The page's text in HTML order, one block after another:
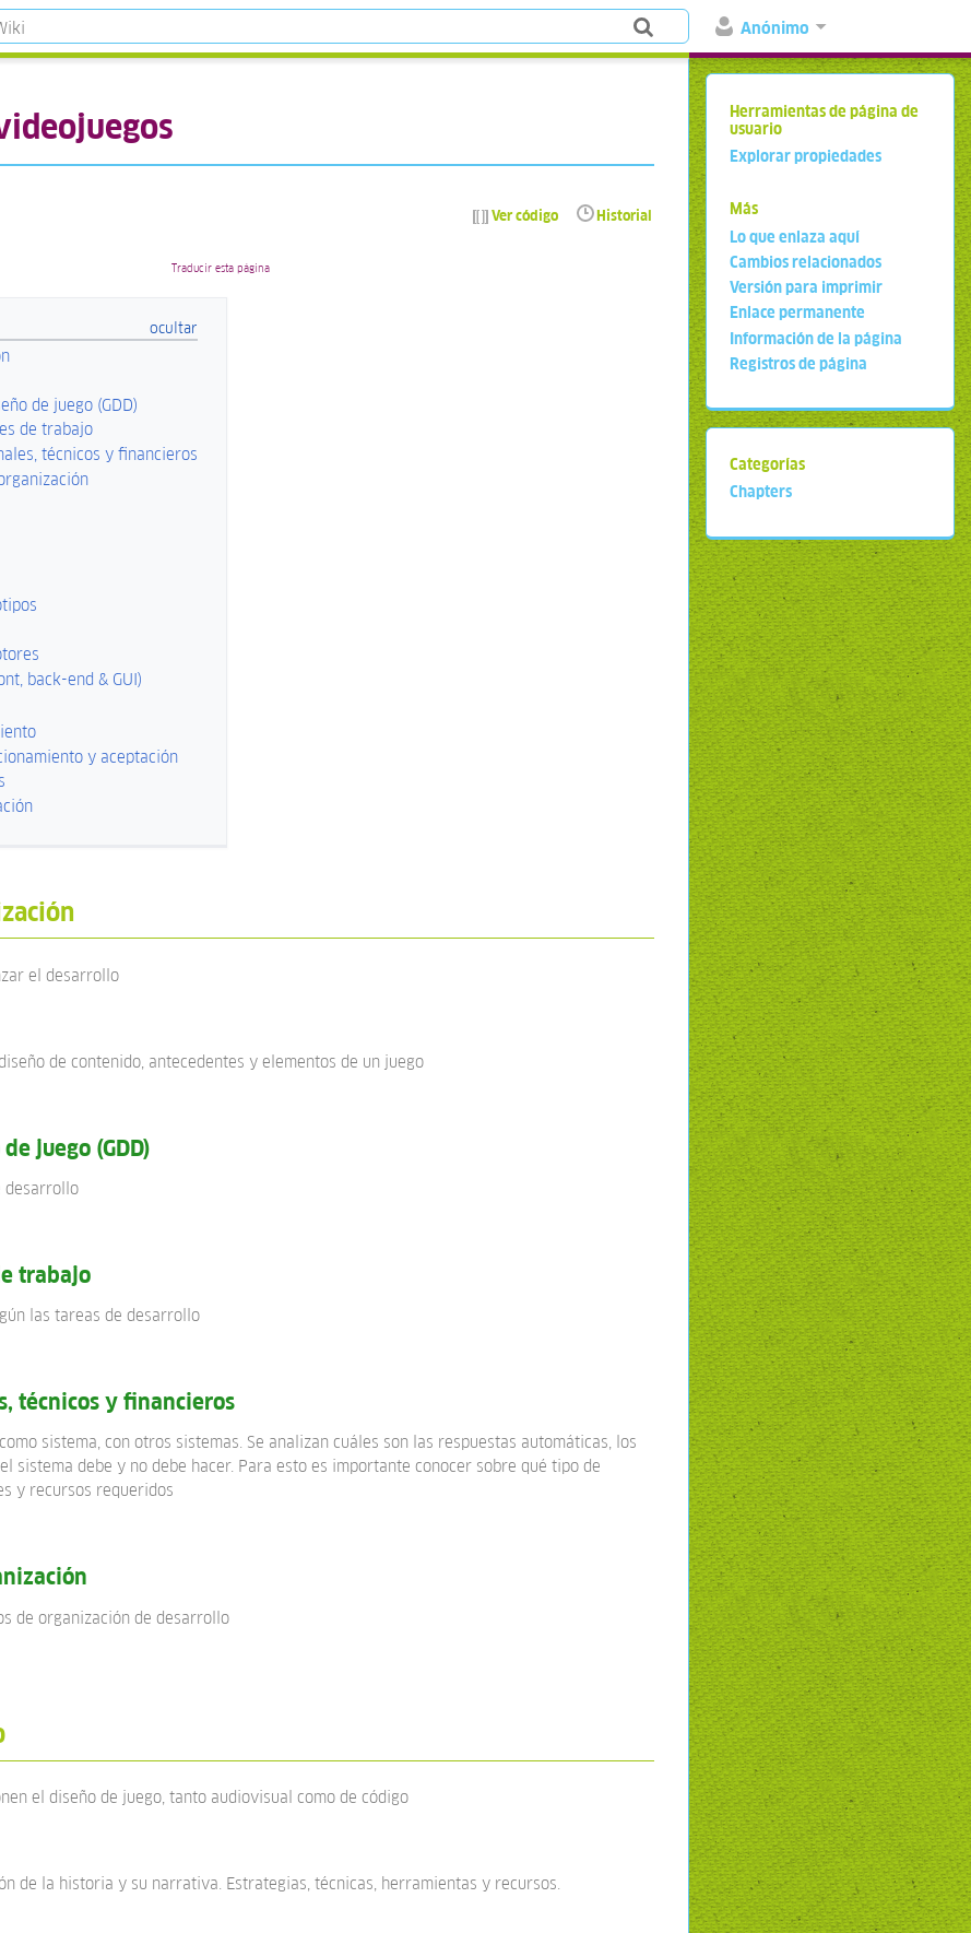
Anónimo
Ver código Historial
Traducir esta página
de juego (GDD)
de trabajo
técnicos y financieros
back-end & GUI)
y aceptación
el desarrollo
de contenido, antecedentes y elementos de un juego
juego (GDD)
desarrollo
trabajo
las tareas de desarrollo
técnicos y financieros
sistema, con otros sistemas. Se analizan cuáles son las respuestas automáticas, los
sistema debe y no debe hacer. Para esto es importante conocer sobre qué tipo de
y recursos requeridos
de organización de desarrollo
el diseño de juego, tanto audiovisual como de código
de la historia y su narrativa. Estrategias, técnicas, herramientas y recursos.
Herramientas de página de
usuario
Explorar propiedades
Más
Lo que enlaza aquí
Cambios relacionados
Versión para imprimir
Enlace permanente
Información de la página
Registros de página
Categorías
Chapters